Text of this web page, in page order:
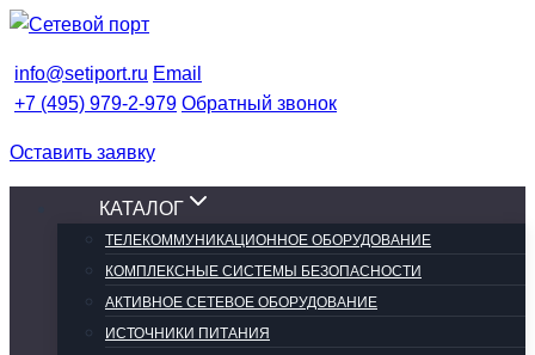
Перейти
содержимому
info@setiport.ru Email
+7 (495) 979-2-979 Обратный звонок
Оставить заявку
КАТАЛОГ
ТЕЛЕКОММУНИКАЦИОННОЕ ОБОРУДОВАНИЕ
КОМПЛЕКСНЫЕ СИСТЕМЫ БЕЗОПАСНОСТИ
АКТИВНОЕ СЕТЕВОЕ ОБОРУДОВАНИЕ
ИСТОЧНИКИ ПИТАНИЯ